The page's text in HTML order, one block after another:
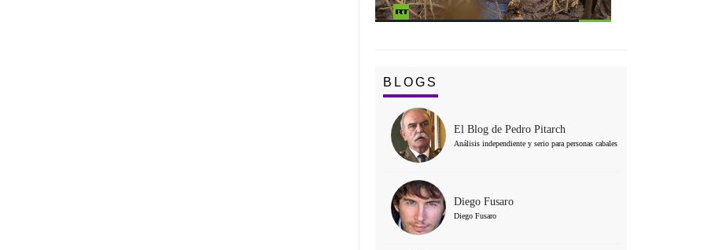
BLOGS
El Blog de Pedro Pitarch
Análisis independiente y serio para personas cabales
Diego Fusaro
Diego Fusaro